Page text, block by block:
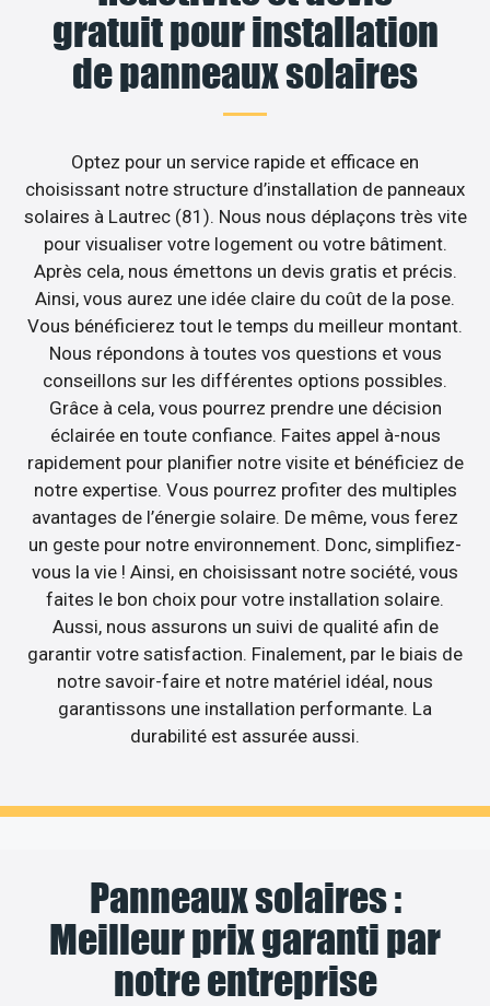
gratuit pour installation
de panneaux solaires
Optez pour un service rapide et efficace en
choisissant notre structure d’installation de panneaux
solaires à Lautrec (81). Nous nous déplaçons très vite
pour visualiser votre logement ou votre bâtiment.
Après cela, nous émettons un devis gratis et précis.
Ainsi, vous aurez une idée claire du coût de la pose.
Vous bénéficierez tout le temps du meilleur montant.
Nous répondons à toutes vos questions et vous
conseillons sur les différentes options possibles.
Grâce à cela, vous pourrez prendre une décision
éclairée en toute confiance. Faites appel à-nous
rapidement pour planifier notre visite et bénéficiez de
notre expertise. Vous pourrez profiter des multiples
avantages de l’énergie solaire. De même, vous ferez
un geste pour notre environnement. Donc, simplifiez-
vous la vie ! Ainsi, en choisissant notre société, vous
faites le bon choix pour votre installation solaire.
Aussi, nous assurons un suivi de qualité afin de
garantir votre satisfaction. Finalement, par le biais de
notre savoir-faire et notre matériel idéal, nous
garantissons une installation performante. La
durabilité est assurée aussi.
Panneaux solaires :
Meilleur prix garanti par
notre entreprise